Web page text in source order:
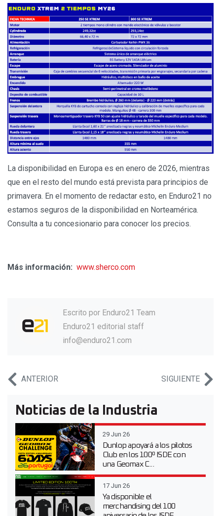
La disponibilidad en Europa es en enero de 2026, mientras
que en el resto del mundo está prevista para principios de
primavera. En el momento de redactar esto, en Enduro21 no
estamos seguros de la disponibilidad en Norteamérica.
Consulta a tu concesionario para conocer los precios.
Más información: www.sherco.com
Escrito por Enduro21 Team
Enduro21 editorial staff
info@enduro21.com
ANTERIOR SIGUIENTE
Noticias de la Industria
29 Jun 26
Dunlop apoyará a los pilotos
Club en los 100º ISDE con
una Geomax C...
17 Jun 26
Ya disponible el
merchandising del 100